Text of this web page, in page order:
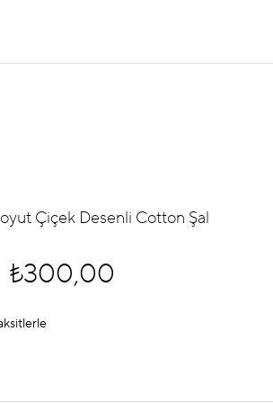
Çiçek Desenli Cotton Şal
₺300,00